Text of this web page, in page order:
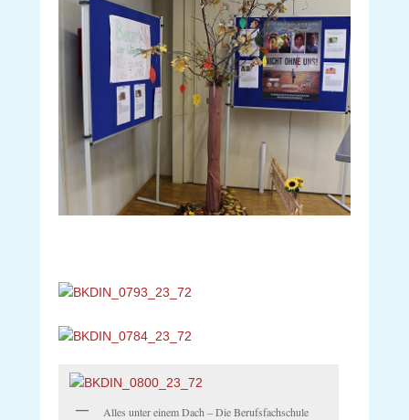
Alles unter einem Dach – Die Berufsfachschule